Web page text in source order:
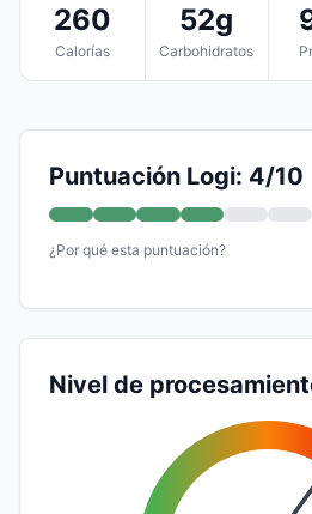
260
Calorías
52g
Carbohidratos
Puntuación Logi: 4/10
¿Por qué esta puntuación?
Nivel de